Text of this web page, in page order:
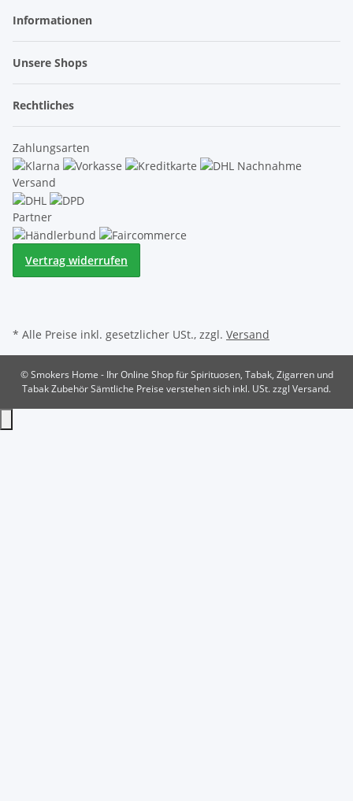
Informationen
Unsere Shops
Rechtliches
Zahlungsarten
Versand
Partner
Vertrag widerrufen
* Alle Preise inkl. gesetzlicher USt., zzgl. Versand
© Smokers Home - Ihr Online Shop für Spirituosen, Tabak, Zigarren und
Tabak ZubehörSämtliche Preise verstehen sich inkl. USt. zzgl Versand.